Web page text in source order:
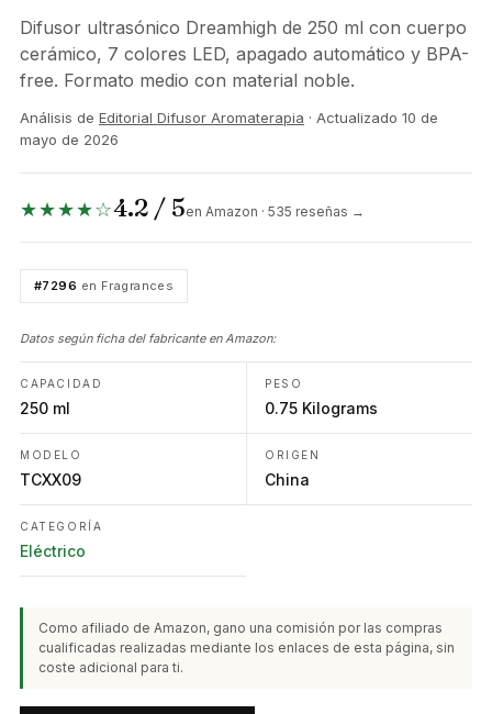
Difusor ultrasónico Dreamhigh de 250 ml con cuerpo
cerámico, 7 colores LED, apagado automático y BPA-
free. Formato medio con material noble.
Análisis de Editorial Difusor Aromaterapia · Actualizado 10 de
mayo de 2026
★★★★☆4.2 / 5en Amazon · 535 reseñas →
#7296 en Fragrances
Datos según ficha del fabricante en Amazon:
CAPACIDAD
250 ml
PESO
0.75 Kilograms
MODELO
TCXX09
ORIGEN
China
CATEGORÍA
Eléctrico
Como afiliado de Amazon, gano una comisión por las compras
cualificadas realizadas mediante los enlaces de esta página, sin
coste adicional para ti.